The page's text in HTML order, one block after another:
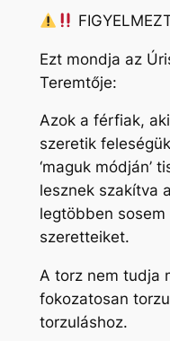
Ezt mondja az
Teremtője:
Azok a férfiak,
szeretik
‘maguk módján’
lesznek szakítva
legtöbben
szeretteiket.
A torz nem tudja
fokozatosan
torzuláshoz.